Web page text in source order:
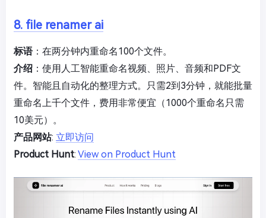
8. file renamer ai
标语：在两分钟内重命名100个文件。
介绍 ：使用人工智能重命名视频、照片、音频和PDF文
件。智能且自动化的整理方式。只需2到3分钟，就能批量
重命名上千个文件，费用非常便宜（1000个重命名只需
10美元）。
产品网站: 立即访问
Product Hunt: View on Product Hunt